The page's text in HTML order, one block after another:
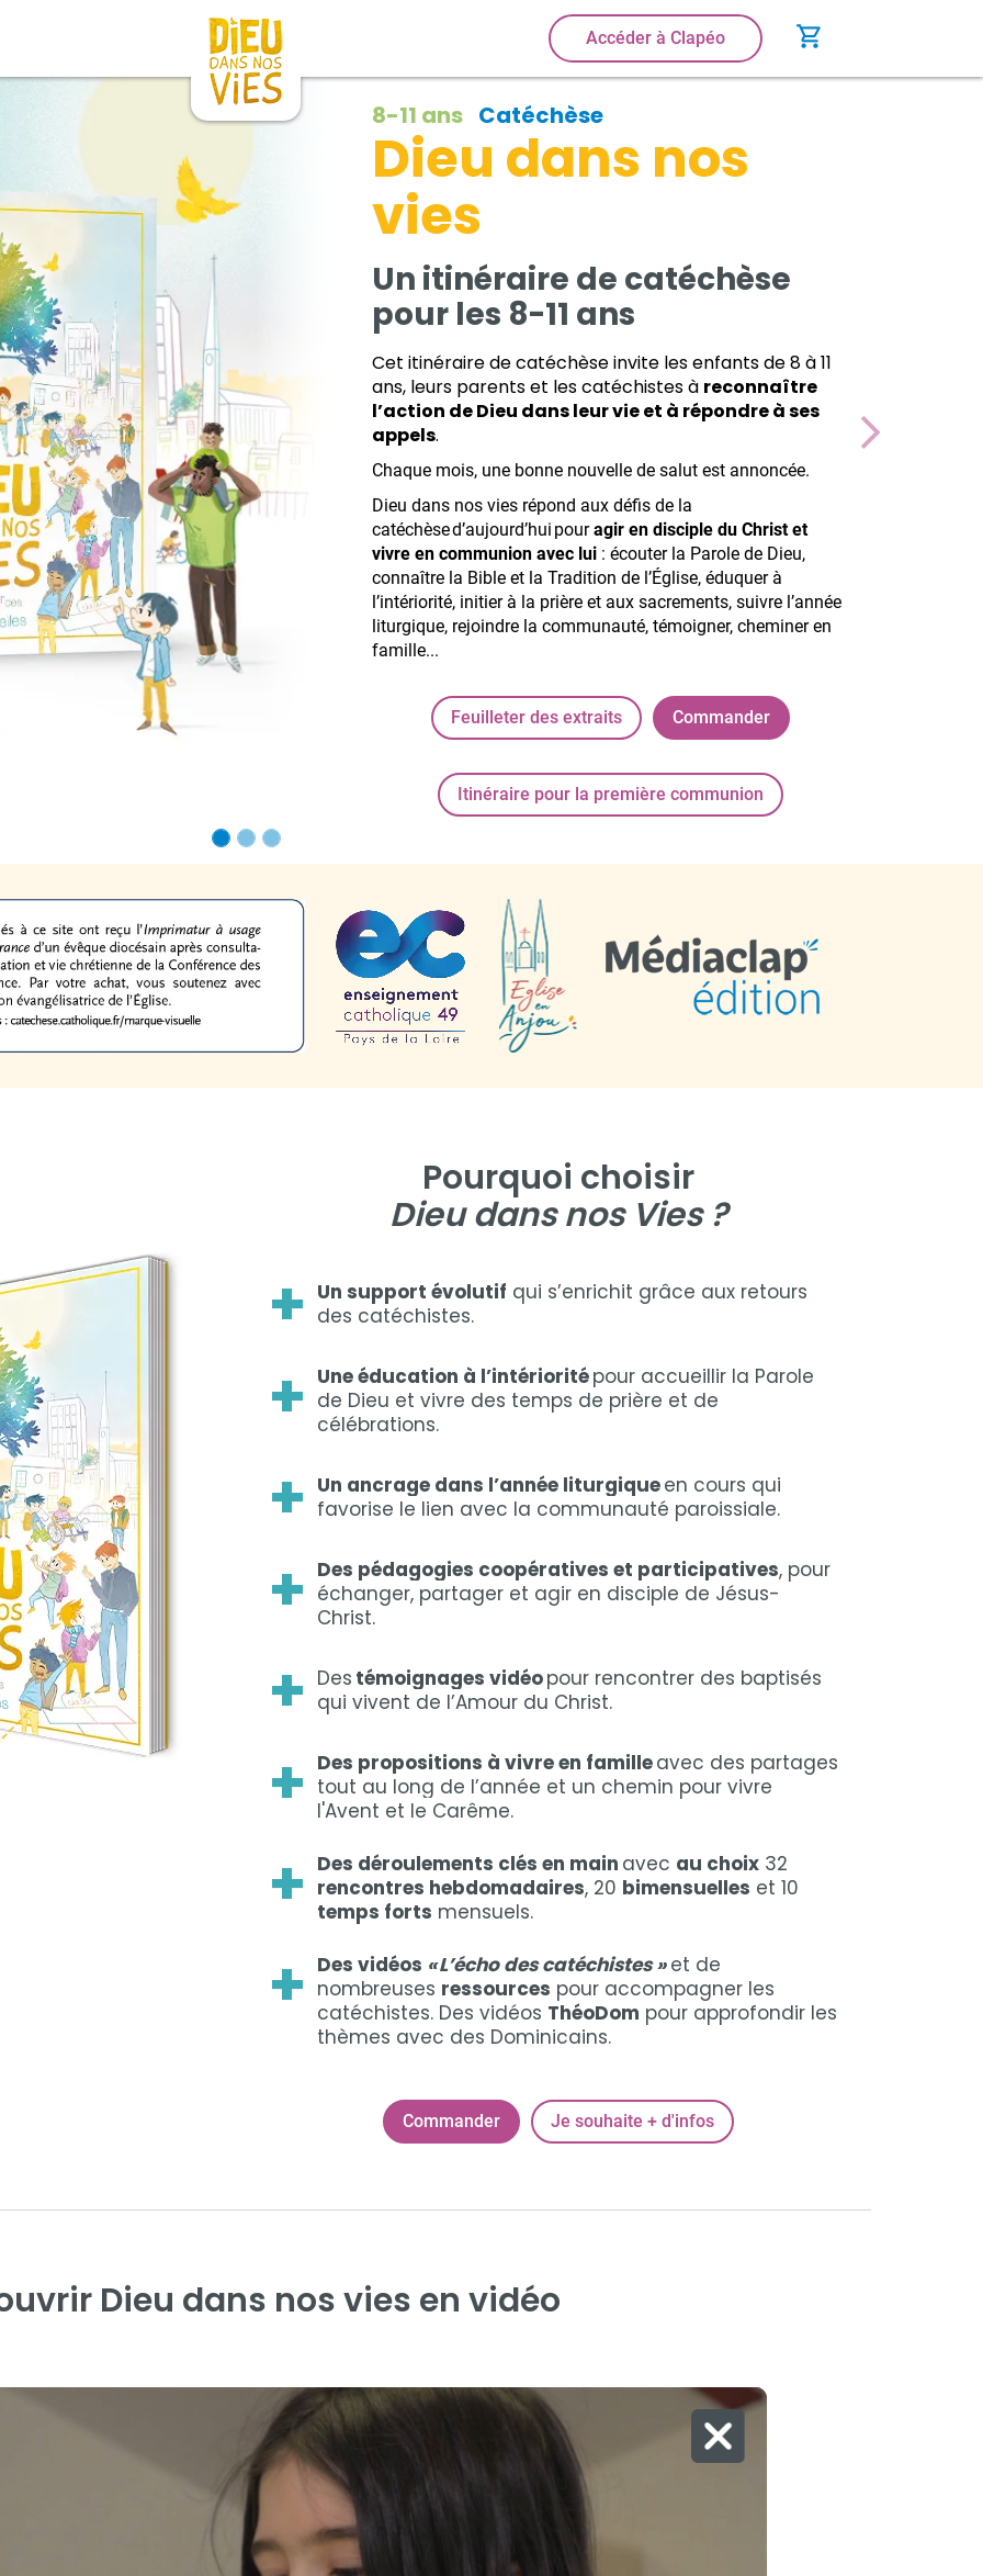
Accéder à Clapéo shopping_cart
8-11 ans Catéchèse
Dieu dans nos
vies
Un itinéraire de catéchèse
pour les 8-11 ans
Cet itinéraire de catéchèse invite les enfants de 8 à 11
ans, leurs parents et les catéchistes à reconnaître
l’action de Dieu dans leur vie et à répondre à ses
appels.
Chaque mois, une bonne nouvelle de salut est annoncée.
Dieu dans nos vies répond aux défis de la
catéchèse d’aujourd’hui pouragir en disciple du Christ et
vivre en communion avec lui : écouter la Parole de Dieu,
connaître la Bible et la Tradition de l’Église, éduquer à
l’intériorité, initier à la prière et aux sacrements, suivre l’année
liturgique, rejoindre la communauté, témoigner, cheminer en
famille...
Feuilleter des extraits Commander
Itinéraire pour la première communion
chevron_right
Pourquoi choisir
Dieu dans nos Vies ?
+ Un support évolutif qui s’enrichit grâce aux retours
des catéchistes.
+ Une éducation à l’intérioritépour accueillir la Parole
de Dieu et vivre des temps de prière et de
célébrations.
+ Un ancrage dans l’année liturgiqueen cours qui
favorise le lien avec la communauté paroissiale.
+ Des pédagogies coopératives et participatives, pour
échanger, partager et agir en disciple de Jésus-
Christ.
+ Des témoignages vidéopour rencontrer des baptisés
qui vivent de l’Amour du Christ.
+ Des propositions à vivre en familleavec des partages
tout au long de l’année et un chemin pour vivre
l'Avent et le Carême.
+ Des déroulements clés en main avec au choix 32
rencontres hebdomadaires, 20 bimensuelles et 10
temps forts mensuels.
+ Des vidéos « L’écho des catéchistes »et de
nombreuses ressources pour accompagner les
catéchistes. Des vidéos ThéoDom pour approfondir les
thèmes avec des Dominicains.
Commander Je souhaite + d'infos
Dieu dans nos vies en vidéo